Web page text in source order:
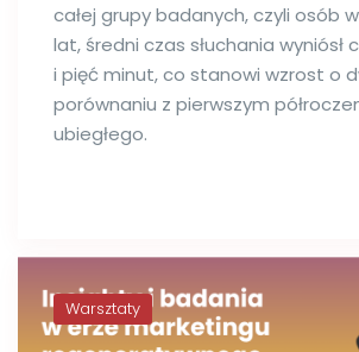
całej grupy badanych, czyli osób
lat, średni czas słuchania wyniósł
i pięć minut, co stanowi wzrost o
porównaniu z pierwszym
ubiegłego.
Warsztaty